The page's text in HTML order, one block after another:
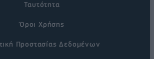
Ταυτότητα
Όροι Χρήσης
Προστασίας Δεδομένων